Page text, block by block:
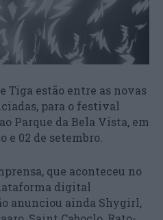
Tiga estão entre as novas
para o festival
Parque da Bela Vista, em
e 02 de setembro.
que aconteceu no
digital
anunciou ainda Shygirl,